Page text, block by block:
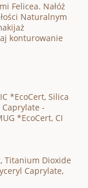
Felicea. Nałóż
Naturalnym
konturowanie
*EcoCert, Silica
-
*EcoCert, CI
Titanium Dioxide
Caprylate,